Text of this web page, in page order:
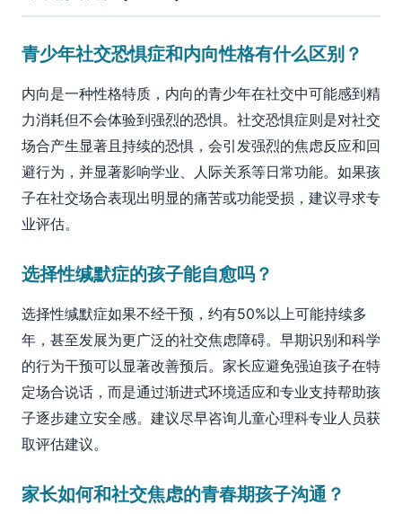
青少年社交恐惧症和内向性格有什么区别？
内向是一种性格特质，内向的青少年在社交中可能感到精
力消耗但不会体验到强烈的恐惧。社交恐惧症则是对社交
场合产生显著且持续的恐惧，会引发强烈的焦虑反应和回
避行为，并显著影响学业、人际关系等日常功能。如果孩
子在社交场合表现出明显的痛苦或功能受损，建议寻求专
业评估。
选择性缄默症的孩子能自愈吗？
选择性缄默症如果不经干预，约有50%以上可能持续多
年，甚至发展为更广泛的社交焦虑障碍。早期识别和科学
的行为干预可以显著改善预后。家长应避免强迫孩子在特
定场合说话，而是通过渐进式环境适应和专业支持帮助孩
子逐步建立安全感。建议尽早咨询儿童心理科专业人员获
取评估建议。
家长如何和社交焦虑的青春期孩子沟通？